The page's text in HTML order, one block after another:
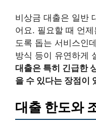
비상금 대출은 일반
어요. 필요할 때 언
도록 돕는 서비스인
방식 등이 유연하게
대출은 특히 긴급한
을 수 있다는 장점이
대출 한도와